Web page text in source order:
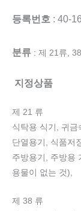
등록번호 : 40-
분류 : 제 21류,
지정상품
제 21 류
식탁용 식기, 귀
단열용기, 식품저
주방용기, 주방용
용물이 없는 것),
제 38 류